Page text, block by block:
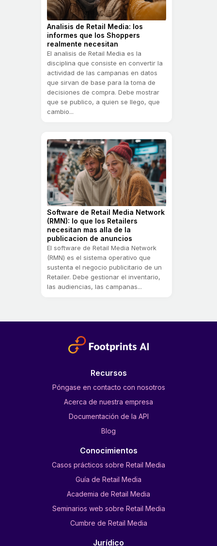
Analisis de Retail Media: los
informes que los Shoppers
realmente necesitan
El analisis de Retail Media es la
disciplina que consiste en convertir la
actividad de las campanas en datos
que sirvan de base para la toma de
decisiones de compra. Debe mostrar
que se publico, a quien se llego, que
cambio...
Software de Retail Media Network
(RMN): lo que los Retailers
necesitan mas alla de la
publicacion de anuncios
El software de Retail Media Network
(RMN) es el sistema operativo que
sustenta el negocio publicitario de un
Retailer. Debe gestionar el inventario,
las audiencias, las campanas...
Recursos
Póngase en contacto con nosotros
Acerca de nuestra empresa
Documentación de la API
Blog
Conocimientos
Casos prácticos sobre Retail Media
Guía de Retail Media
Academia de Retail Media
Seminarios web sobre Retail Media
Cumbre de Retail Media
Jurídico